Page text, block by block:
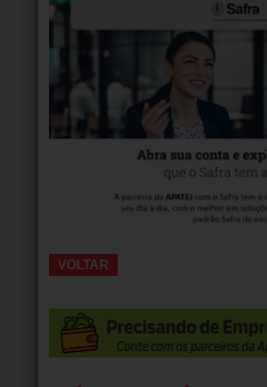
VOLTAR